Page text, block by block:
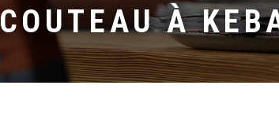
COUTEAU À